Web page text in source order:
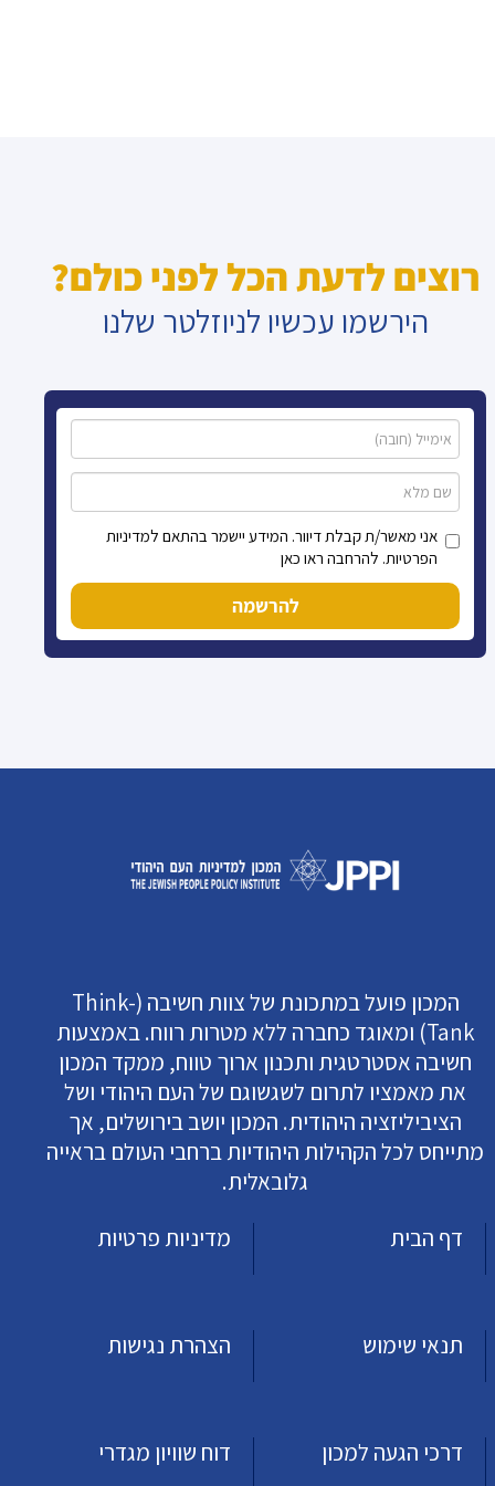
רוצים לדעת הכל לפני כולם?
הירשמו עכשיו לניוזלטר שלנו
אני מאשר/ת קבלת דיוור. המידע יישמר בהתאם למדיניות
הפרטיות. להרחבה ראו כאן
להרשמה
המכון פועל במתכונת של צוות חשיבה (Think-
Tank) ומאוגד כחברה ללא מטרות רווח. באמצעות
חשיבה אסטרטגית ותכנון ארוך טווח, ממקד המכון
את מאמציו לתרום לשגשוגם של העם היהודי ושל
הציביליזציה היהודית. המכון יושב בירושלים, אך
מתייחס לכל הקהילות היהודיות ברחבי העולם בראייה
גלובאלית.
דף הבית
מדיניות פרטיות
תנאי שימוש הצהרת נגישות
דרכי הגעה למכון דוח שוויון מגדרי